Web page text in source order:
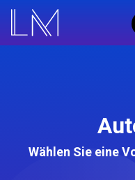
Wählen Sie eine